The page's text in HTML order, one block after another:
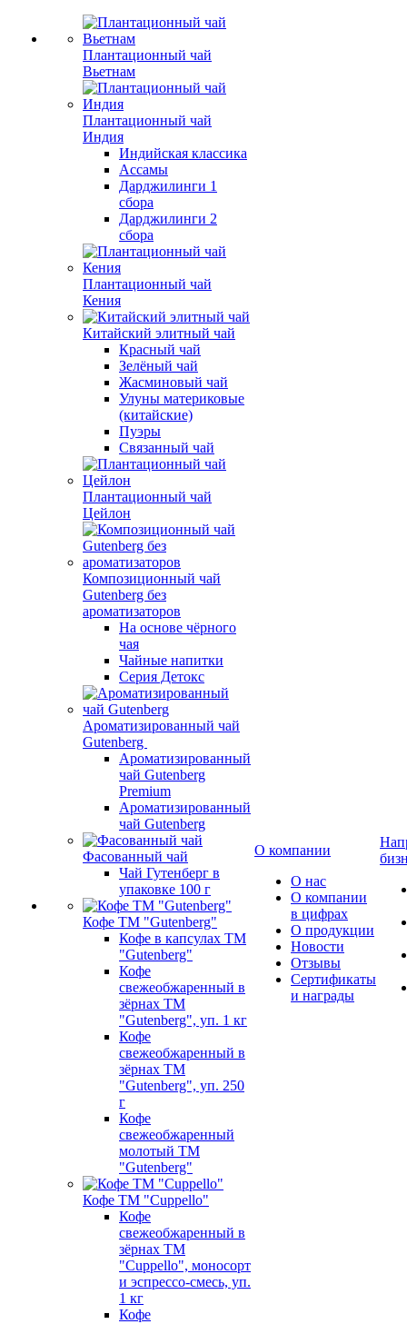
Плантационный чай
Вьетнам
Плантационный чай
Индия
Индийская классика
Ассамы
Дарджилинги 1
сбора
Дарджилинги 2
сбора
Плантационный чай
Кения
Китайский элитный чай
Красный чай
Зелёный чай
Жасминовый чай
Улуны материковые
(китайские)
Пуэры
Связанный чай
Плантационный чай
Цейлон
Композиционный чай
Gutenberg без
ароматизаторов
На основе чёрного
чая
Чайные напитки
Серия Детокс
Ароматизированный чай
Gutenberg
Ароматизированный
чай Gutenberg
Premium
Ароматизированный
чай Gutenberg
Фасованный чай
Чай Гутенберг в
упаковке 100 г
Кофе ТМ "Gutenberg"
Кофе в капсулах ТМ
"Gutenberg"
Кофе
свежеобжаренный в
зёрнах ТМ
"Gutenberg", уп. 1 кг
Кофе
свежеобжаренный в
зёрнах ТМ
"Gutenberg", уп. 250
г
Кофе
свежеобжаренный
молотый ТМ
"Gutenberg"
Кофе ТМ "Cuppello"
Кофе
свежеобжаренный в
зёрнах ТМ
"Cuppello", моносорт
и эспрессо-смесь, уп.
1 кг
Кофе
О компании
О нас
О компании
в цифрах
О продукции
Новости
Отзывы
Сертификаты
и награды